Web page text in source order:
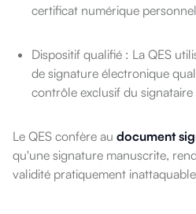
certificat numérique
Dispositif qualifié : La QES
de signature électronique
contrôle exclusif du signataire
Le QES confère au document
qu'une signature manuscrite,
validité pratiquement